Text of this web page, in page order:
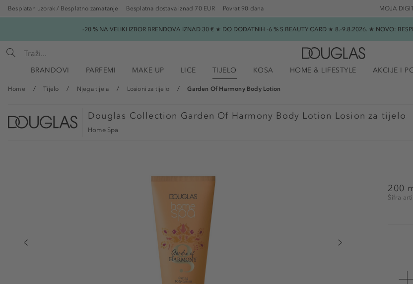
Besplatan uzorak / Besplatno zamatanje Besplatna dostava iznad 70 EUR Povrat 90 dana MOJA
-20 % NA VELIKI IZBOR BRENDOVA IZNAD 30 € ★ DO DODATNIH -6 % S BEAUTY CARD ★ 8.-9.8.2026. ★ NOVO:
BRANDOVI PARFEMI MAKE UP LICE TIJELO KOSA HOME & LIFESTYLE AKCIJE I
Home Tijelo Njega tijela Losioni za tijelo Garden Of Harmony Body Lotion
Douglas Collection Garden Of Harmony Body Lotion Losion za tijelo
Home Spa
200
Šifra